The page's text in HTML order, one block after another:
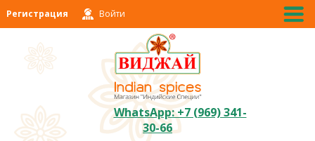
Регистрация Войти
WhatsApp: +7 (969) 341-
30-66